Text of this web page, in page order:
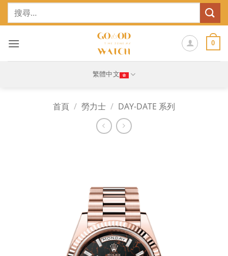
Skip
鍵
0
繁體中文
首頁 / 勞力士 / DAY-DATE 系列